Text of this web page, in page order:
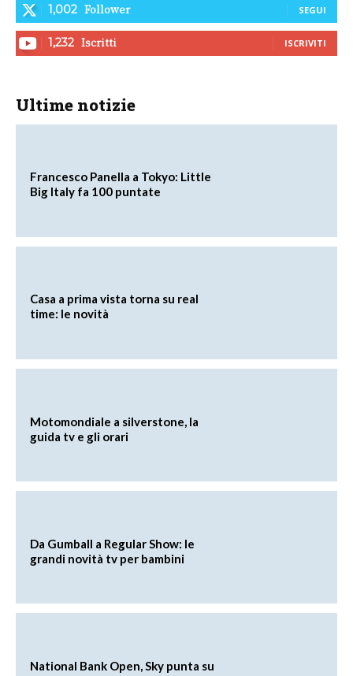
1,002 Follower SEGUI
1,232 Iscritti ISCRIVITI
Ultime notizie
Francesco Panella a Tokyo: Little
Big Italy fa 100 puntate
Casa a prima vista torna su real
time: le novità
Motomondiale a silverstone, la
guida tv e gli orari
Da Gumball a Regular Show: le
grandi novità tv per bambini
National Bank Open, Sky punta su